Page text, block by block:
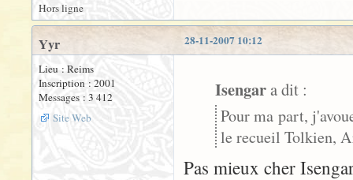
Hors ligne
28-11-2007 10:12
Yyr
Lieu : Reims
Inscription : 2001
Messages : 3 412
Site Web
Isengara dit :
Pour ma part,
le recueil Tolkien,
Pas mieux cher